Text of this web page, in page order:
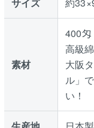
サイズ 約
素材
400
高級
大阪
ル」
い！